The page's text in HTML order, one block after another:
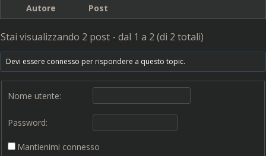
Autore Post
Stai visualizzando 2 post - dal 1 a 2 (di 2 totali)
Devi essere connesso per rispondere a questo topic.
Nome utente:
Password:
Mantienimi connesso